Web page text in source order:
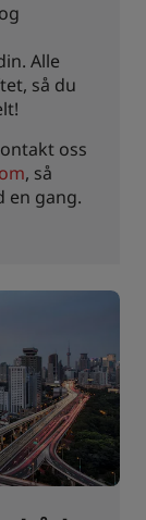
Alle
så du
oss
, så
en gang.